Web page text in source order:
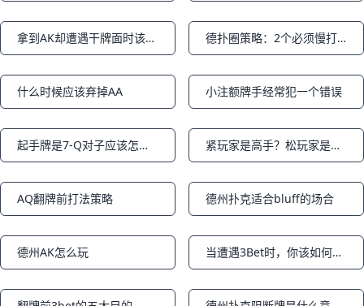
Notifications 拿到AK却遭遇干牌面时该如何应对？ Notifications 德扑圈策略：2个必须慢打的场合
Notifications
什么时候应该弃掉AA Notifications
小注额牌手经常犯一个错误
Notifications 起手牌是7-Q对子应该怎么打之二 Notifications 紧玩家是高手？松玩家是鱼？—10条德州扑克常见谬论之上篇
Notifications
AQ翻牌前打法策略 Notifications
德州扑克适合bluff的场合
Notifications
德州AK怎么玩 Notifications 当遭遇3Bet时，你该如何正确应对？上篇